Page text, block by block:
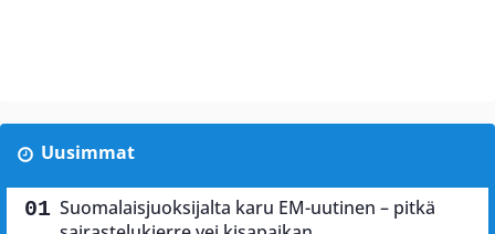
Uusimmat
Suomalaisjuoksijalta karu EM-uutinen – pitkä